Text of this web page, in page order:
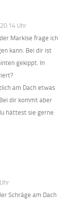
Uhr
Markise frage ich
kann. Bei dir ist
gekippt. In
am Dach etwas
dir kommt aber
hättest sie gerne
Schräge am Dach